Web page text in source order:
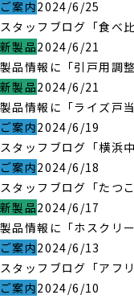
ご案内2024/6/25
スタッフブログ「食べ
新製品2024/6/21
製品情報に「引戸用調
新製品2024/6/21
製品情報に「ライズ戸
ご案内2024/6/19
スタッフブログ「横浜
ご案内2024/6/18
スタッフブログ「たつ
新製品2024/6/17
製品情報に「ホスクリ
ご案内2024/6/13
スタッフブログ「アフ
ご案内2024/6/10